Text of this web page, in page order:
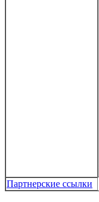
Партнерские ссылки